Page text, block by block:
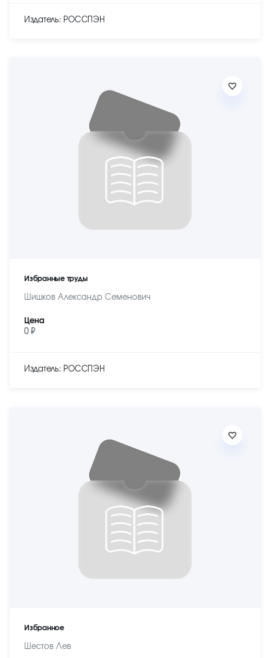
Издатель: РОССПЭН
Избранные труды
Шишков Александр Семенович
Цена
0 ₽
Издатель: РОССПЭН
Избранное
Шестов Лев